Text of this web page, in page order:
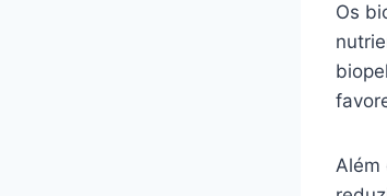
Os
Além